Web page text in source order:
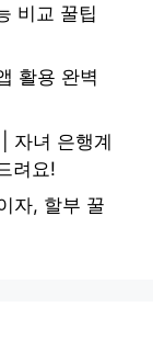
비교 꿀팁
활용 완벽
자녀 은행계
려요!
자, 할부 꿀